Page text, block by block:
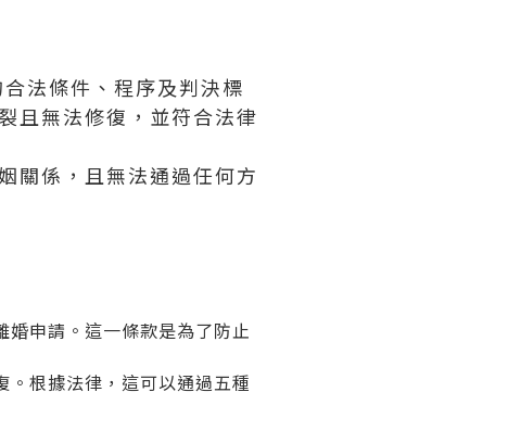
法條件、程序及判決標
且無法修復，並符合法律
關係，且無法通過任何方
婚申請。這一條款是為了防止
。根據法律，這可以通過五種